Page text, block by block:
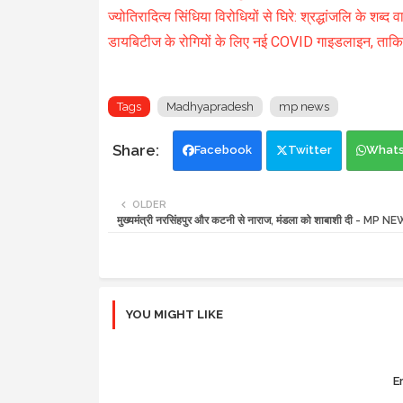
ज्योतिरादित्य सिंधिया विरोधियों से घिरे: श्रद्धांजलि के
डायबिटीज के रोगियों के लिए नई COVID गाइडलाइन,
Tags Madhyapradesh mp news
Facebook Twitter
OLDER
मुख्यमंत्री नरसिंहपुर और कटनी से नाराज, मंडला को शाबाशी दी - MP
YOU MIGHT LIKE